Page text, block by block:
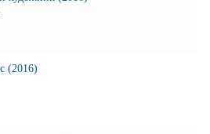
(2016)